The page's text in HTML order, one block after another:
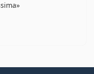
5 di 5